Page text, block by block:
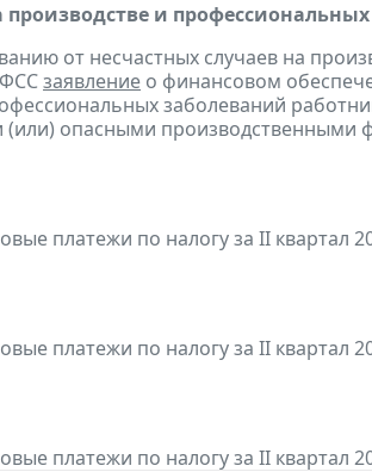
и
от несчастных случаев на
заявление о финансовом
заболеваний
(или) опасными производственными
платежи по налогу за II квартал
платежи по налогу за II квартал
платежи по налогу за II квартал